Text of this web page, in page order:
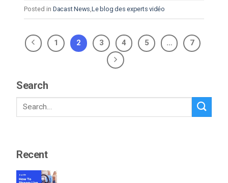
Posted in Dacast News ,Le blog des experts vidéo
1 2 3 4 5 … 7
Search
Recent